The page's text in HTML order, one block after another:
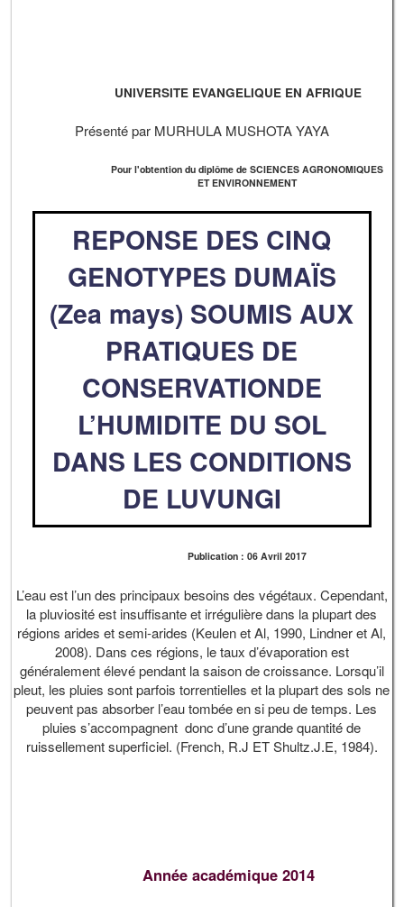
UNIVERSITE EVANGELIQUE EN AFRIQUE
Présenté par MURHULA MUSHOTA YAYA
Pour l'obtention du diplôme de SCIENCES AGRONOMIQUES
ET ENVIRONNEMENT
REPONSE DES CINQ
GENOTYPES DUMAÏS
(Zea mays) SOUMIS AUX
PRATIQUES DE
CONSERVATIONDE
L’HUMIDITE DU SOL
DANS LES CONDITIONS
DE LUVUNGI
Publication : 06 Avril 2017
L’eau est l’un des principaux besoins des végétaux. Cependant,
la pluviosité est insuffisante et irrégulière dans la plupart des
régions arides et semi-arides (Keulen et Al, 1990, Lindner et Al,
2008). Dans ces régions, le taux d’évaporation est
généralement élevé pendant la saison de croissance. Lorsqu’il
pleut, les pluies sont parfois torrentielles et la plupart des sols ne
peuvent pas absorber l’eau tombée en si peu de temps. Les
pluies s’accompagnent donc d’une grande quantité de
ruissellement superficiel. (French, R.J ET Shultz.J.E, 1984).
Année académique 2014